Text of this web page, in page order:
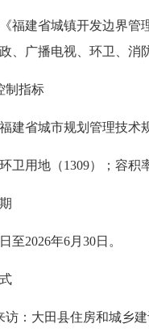
建省城镇开发边界管理
、广播电视、环卫、消
指标
省城市规划管理技术规
用地（1309）；容积率
2026年6月30日。
大田县住房和城乡建